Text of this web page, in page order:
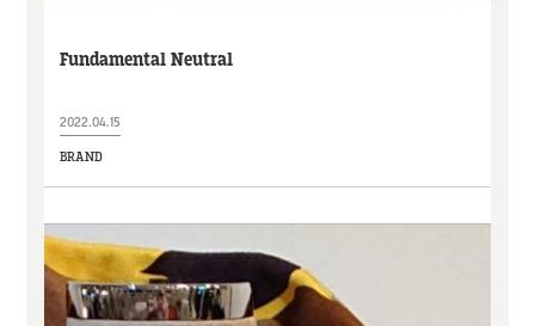
Fundamental Neutral
2022.04.15
BRAND